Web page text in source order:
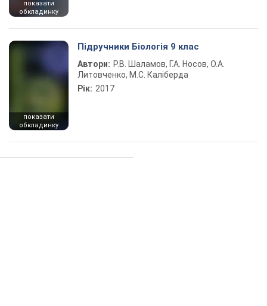
показати
обкладинку
показати
обкладинку
Підручники Біологія 9 клас
Автори: Р.В. Шаламов, Г.А. Носов, О.А.
Литовченко, М.С. Каліберда
Рік: 2017